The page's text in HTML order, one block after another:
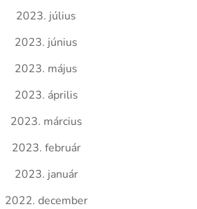
2023. július
2023. június
2023. május
2023. április
2023. március
2023. február
2023. január
2022. december